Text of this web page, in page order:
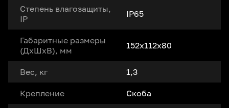
Степень влагозащиты,
IP
IP65
Габаритные размеры
(ДxШxВ), мм
152x112x80
Вес, кг 1,3
Крепление Скоба